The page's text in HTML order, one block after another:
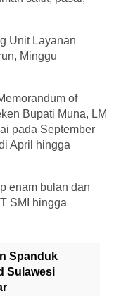
Unit Layanan
Minggu
of
Bupati Muna, LM
pada September
April hingga
enam bulan dan
SMI hingga
Spanduk
Sulawesi